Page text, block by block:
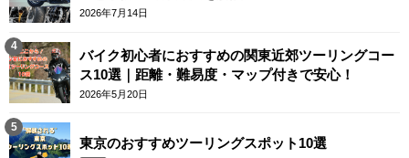
2026年7月14日
バイク初心者におすすめの関東近郊ツーリングコー
ス10選｜距離・難易度・マップ付きで安心！
2026年5月20日
東京のおすすめツーリングスポット10選